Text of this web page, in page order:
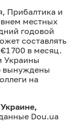
Прибалтика и
местных
годовой
составлять
700 в месяц.
Украины
вынуждены
на
Dou.ua